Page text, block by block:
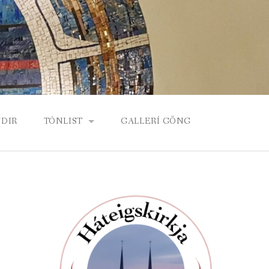
TÓNLIST
KORDÍA, KÓR HÁTEIGSKIRKJU
ORGEL HÁTEIGSKIRKJU
GALLERÍ GÖNG